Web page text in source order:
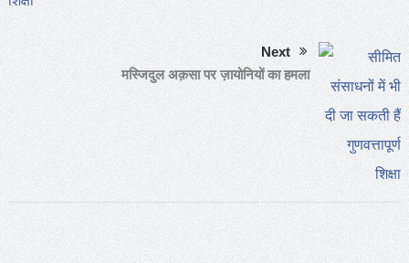
Next
मस्जिदुल अक़सा पर ज़ायोनियों का हमला